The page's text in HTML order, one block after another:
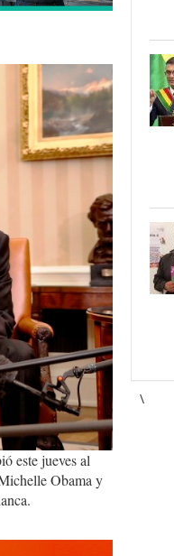
este jueves al
Obama y
\